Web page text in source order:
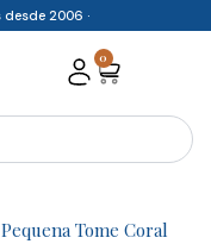
desde 2006 ·
0
Cart
Tome Coral